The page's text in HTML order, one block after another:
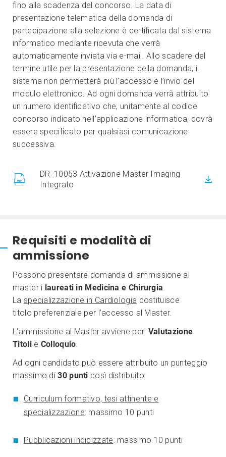
fino alla scadenza del concorso. La data di
presentazione telematica della domanda di
partecipazione alla selezione è certificata dal sistema
informatico mediante ricevuta che verrà
automaticamente inviata via e-mail. Allo scadere del
termine utile per la presentazione della domanda, il
sistema non permetterà più l’accesso e l’invio del
modulo elettronico. Ad ogni domanda verrà attribuito
un numero identificativo che, unitamente al codice
concorso indicato nell’applicazione informatica, dovrà
essere specificato per qualsiasi comunicazione
successiva.
DR_10053 Attivazione Master Imaging
Integrato
Requisiti e modalità di
ammissione
Possono presentare domanda di ammissione al
master i laureati in Medicina e Chirurgia.
La specializzazione in Cardiologia costituisce
titolo preferenziale per l’accesso al Master.
L'ammissione al Master avviene per: Valutazione
Titolie Colloquio.
Ad ogni candidato può essere attribuito un punteggio
massimo di30 punti così distribuito:
Curriculum formativo, tesi attinente e
specializzazione: massimo 10 punti
Pubblicazioni indicizzate: massimo 10 punti